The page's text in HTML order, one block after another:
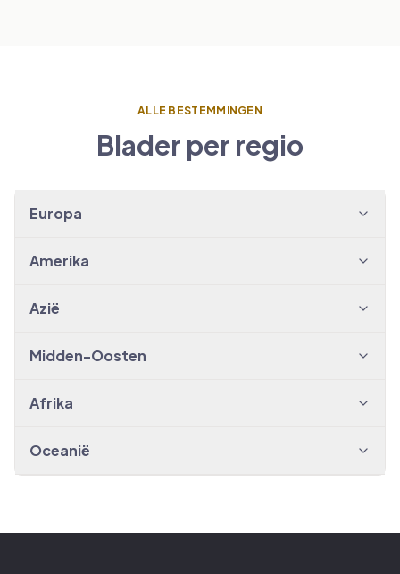
ALLE BESTEMMINGEN
Blader per regio
Europa
Amerika
Azië
Midden-Oosten
Afrika
Oceanië